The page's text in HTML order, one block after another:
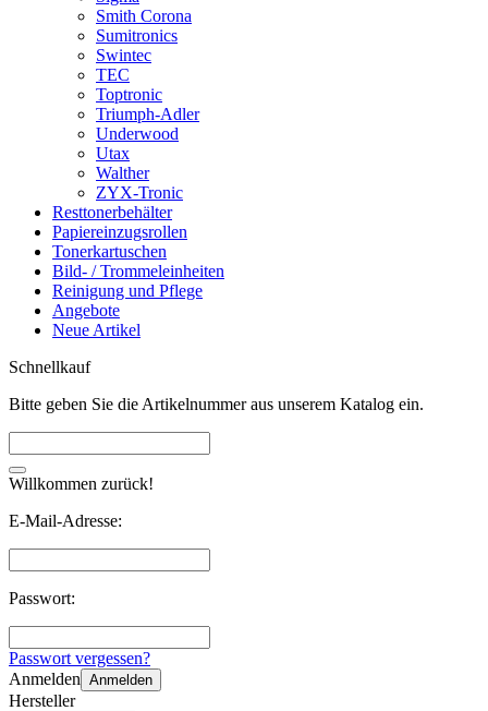
Smith Corona
Sumitronics
Swintec
TEC
Toptronic
Triumph-Adler
Underwood
Utax
Walther
ZYX-Tronic
Resttonerbehälter
Papiereinzugsrollen
Tonerkartuschen
Bild- / Trommeleinheiten
Reinigung und Pflege
Angebote
Neue Artikel
Schnellkauf
Bitte geben Sie die Artikelnummer aus unserem Katalog ein.
Willkommen zurück!
E-Mail-Adresse:
Passwort:
Passwort vergessen?
Anmelden Anmelden
Hersteller